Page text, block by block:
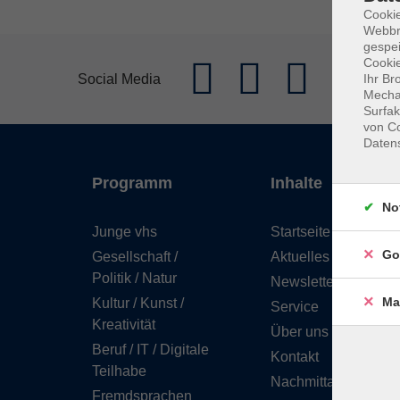
Social Media
Programm
Junge vhs
Gesellschaft /
Politik / Natur
Kultur / Kunst /
Kreativität
Beruf / IT / Digitale
Teilhabe
Fremdsprachen
Inhalte
Startseite
Aktuelles
Newsletter
Service
Über uns
Kontakt
Ihr
von